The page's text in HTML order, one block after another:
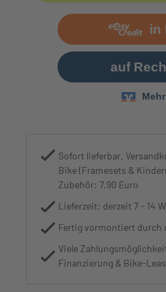
Sofort lieferbar,
Bike (Framesets &
Zubehör: 7,90 Euro
Lieferzeit: derzeit 7 - 14
Fertig vormontiert durch
Viele
Finanzierung & Bike-